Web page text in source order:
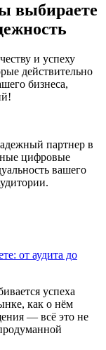
выбираете
и успеху
действительно
бизнеса,
партнер в
цифровые
вашего
от аудита до
успеха
как о нём
— всё это не